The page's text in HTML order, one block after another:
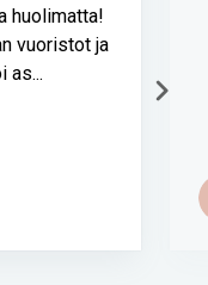
huolimatta!
vuoristot ja
as...